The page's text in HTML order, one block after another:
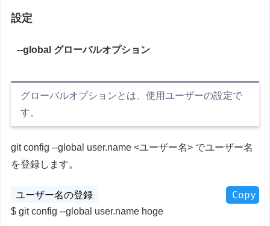
設定
--global グローバルオプション
グローバルオプションとは、使用ユーザーの設定で
す。
git config --global user.name <ユーザー名> でユーザー名
を登録します。
Copy
git config --global user.name hoge